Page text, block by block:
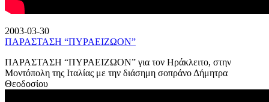
2003-03-30
ΠΑΡΑΣΤΑΣΗ “ΠΥΡΑΕΙΖΩΟΝ”
ΠΑΡΑΣΤΑΣΗ “ΠΥΡΑΕΙΖΩΟΝ” για τον Ηράκλειτο, στην
Μοντόπολη της Ιταλίας με την διάσημη σοπράνο Δήμητρα
Θεοδοσίου